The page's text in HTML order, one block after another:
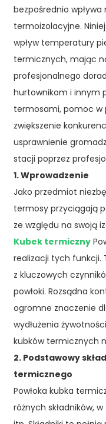
bezpośrednio
termoizolacyjne.
wpływ temperatury
termicznych, mając
profesjonalnego
hurtownikom i innym
termosami, pomoc w
zwiększenie
usprawnienie
stacji poprzez
1. Wprowadzenie
Jako przedmiot
termosy przyciągają
ze względu na swoją
Kubek termiczny
realizacji tych funkcji.
z kluczowych
powłoki. Rozsądna
ogromne znaczenie
wydłużenia
kubków termicznych
2. Podstawowy
termicznego
Powłoka kubka
różnych składników,